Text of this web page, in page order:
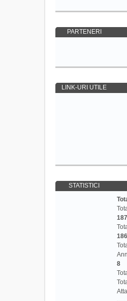
PARTENERI
LINK-URI UTILE
STATISTICI
8